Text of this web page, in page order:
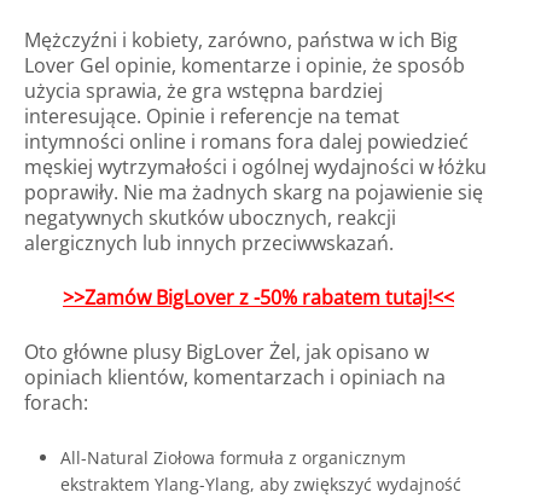
Mężczyźni i kobiety, zarówno, państwa w ich Big
Lover Gel opinie, komentarze i opinie, że sposób
użycia sprawia, że gra wstępna bardziej
interesujące. Opinie i referencje na temat
intymności online i romans fora dalej powiedzieć
męskiej wytrzymałości i ogólnej wydajności w łóżku
poprawiły. Nie ma żadnych skarg na pojawienie się
negatywnych skutków ubocznych, reakcji
alergicznych lub innych przeciwwskazań.
>>Zamów BigLover z -50% rabatem tutaj!<<
Oto główne plusy BigLover Żel, jak opisano w
opiniach klientów, komentarzach i opiniach na
forach:
All-Natural Ziołowa formuła z organicznym
ekstraktem Ylang-Ylang, aby zwiększyć wydajność